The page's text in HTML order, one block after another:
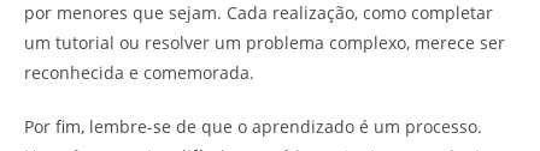
por menores que sejam. Cada realização, como completar
um tutorial ou resolver um problema complexo, merece ser
reconhecida e comemorada.
Por fim, lembre-se de que o aprendizado é um processo.